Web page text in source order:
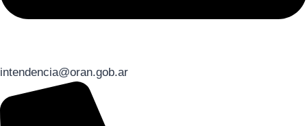
intendencia@oran.gob.ar